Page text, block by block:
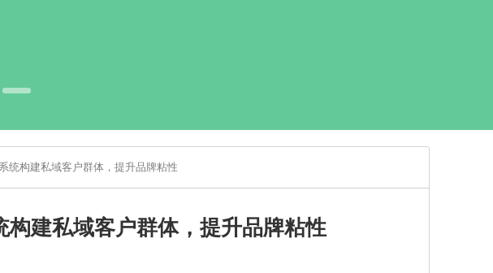
统构建私域客户群体，提升品牌粘性
构建私域客户群体，提升品牌粘性